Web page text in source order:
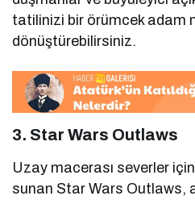
tatilinizi bir örümcek adam
dönüştürebilirsiniz.
3. Star Wars Outlaws
Uzay macerası severler
sunan Star Wars Outlaws,